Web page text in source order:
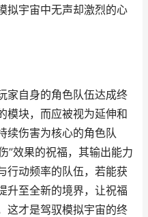
拟宇宙中无声却激烈的心
家自身的角色队伍达成终
模块，而应被视为延伸和
续伤害为核心的角色队
”效果的祝福，其输出能力
行动频率的队伍，若能获
升至全新的境界，让祝福
这才是驾驭模拟宇宙的终